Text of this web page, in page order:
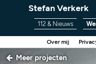
Stefan Verkerk
112 & Nieuws
Over mij
Meer projecten